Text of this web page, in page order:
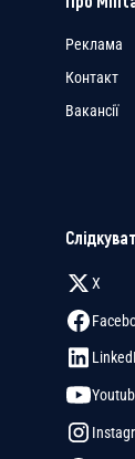
Реклама
Контакт
Вакансії
X